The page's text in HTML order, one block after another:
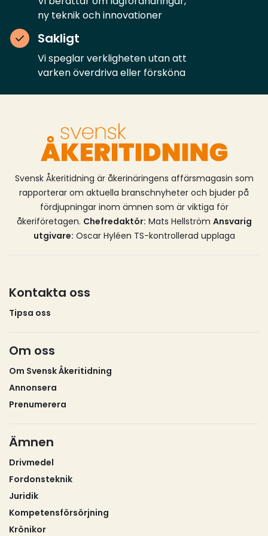
tunga transporter, som regeringen beslutade om i
juni. Som en del av den nya förordningen kommer
stödet regionala elektrifieringspiloter byta namn till
laddinfrastrukturstödet (LAST).Läs mer om stödet
ny teknik och innovationer
Sakligt
Vi speglar verkligheten utan att
varken överdriva eller försköna
Svensk Åkeritidning är åkerinäringens affärsmagasin som
rapporterar om aktuella branschnyheter och bjuder på
fördjupningar inom ämnen som är viktiga för
åkeriföretagen. Chefredaktör: Mats Hellström Ansvarig
utgivare: Oscar Hyléen TS-kontrollerad upplaga
Kontakta oss
Tipsa oss
Om oss
Om Svensk Åkeritidning
Annonsera
Prenumerera
Ämnen
Drivmedel
Fordonsteknik
Juridik
Kompetensförsörjning
Krönikor